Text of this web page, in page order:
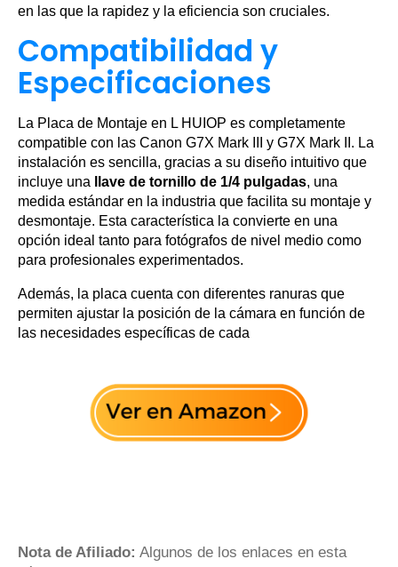
en las que la rapidez y la eficiencia son cruciales.
Compatibilidad y
Especificaciones
La Placa de Montaje en L HUIOP es completamente
compatible con las Canon G7X Mark III y G7X Mark II. La
instalación es sencilla, gracias a su diseño intuitivo que
incluye una
llave de tornillo de 1/4 pulgadas, una
medida estándar en la industria que facilita su montaje y
desmontaje. Esta característica la convierte en una
opción ideal tanto para fotógrafos de nivel medio como
para profesionales experimentados.
Además, la placa cuenta con diferentes ranuras que
permiten ajustar la posición de la cámara en función de
las necesidades específicas de cada
Nota de Afiliado: Algunos de los enlaces en esta